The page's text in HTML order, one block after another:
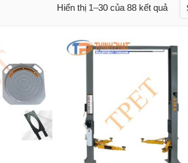
Hiển thị 1–30 của 88 kết quả